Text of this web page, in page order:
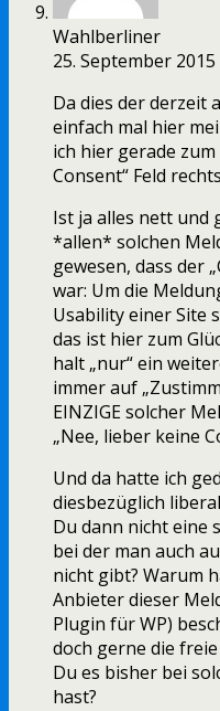
Wahlberliner
25. September 2015
Da dies der derzeit
einfach mal hier
ich hier gerade
Consent“ Feld
Ist ja alles nett und
*allen* solchen
gewesen, dass der
war: Um die
Usability einer Site
das ist hier zum
halt „nur“ ein
immer auf
EINZIGE solcher
„Nee, lieber keine
Und da hatte ich
diesbezüglich
Du dann nicht eine
bei der man auch
nicht gibt? Warum
Anbieter dieser
Plugin für WP)
doch gerne die
Du es bisher bei
hast?